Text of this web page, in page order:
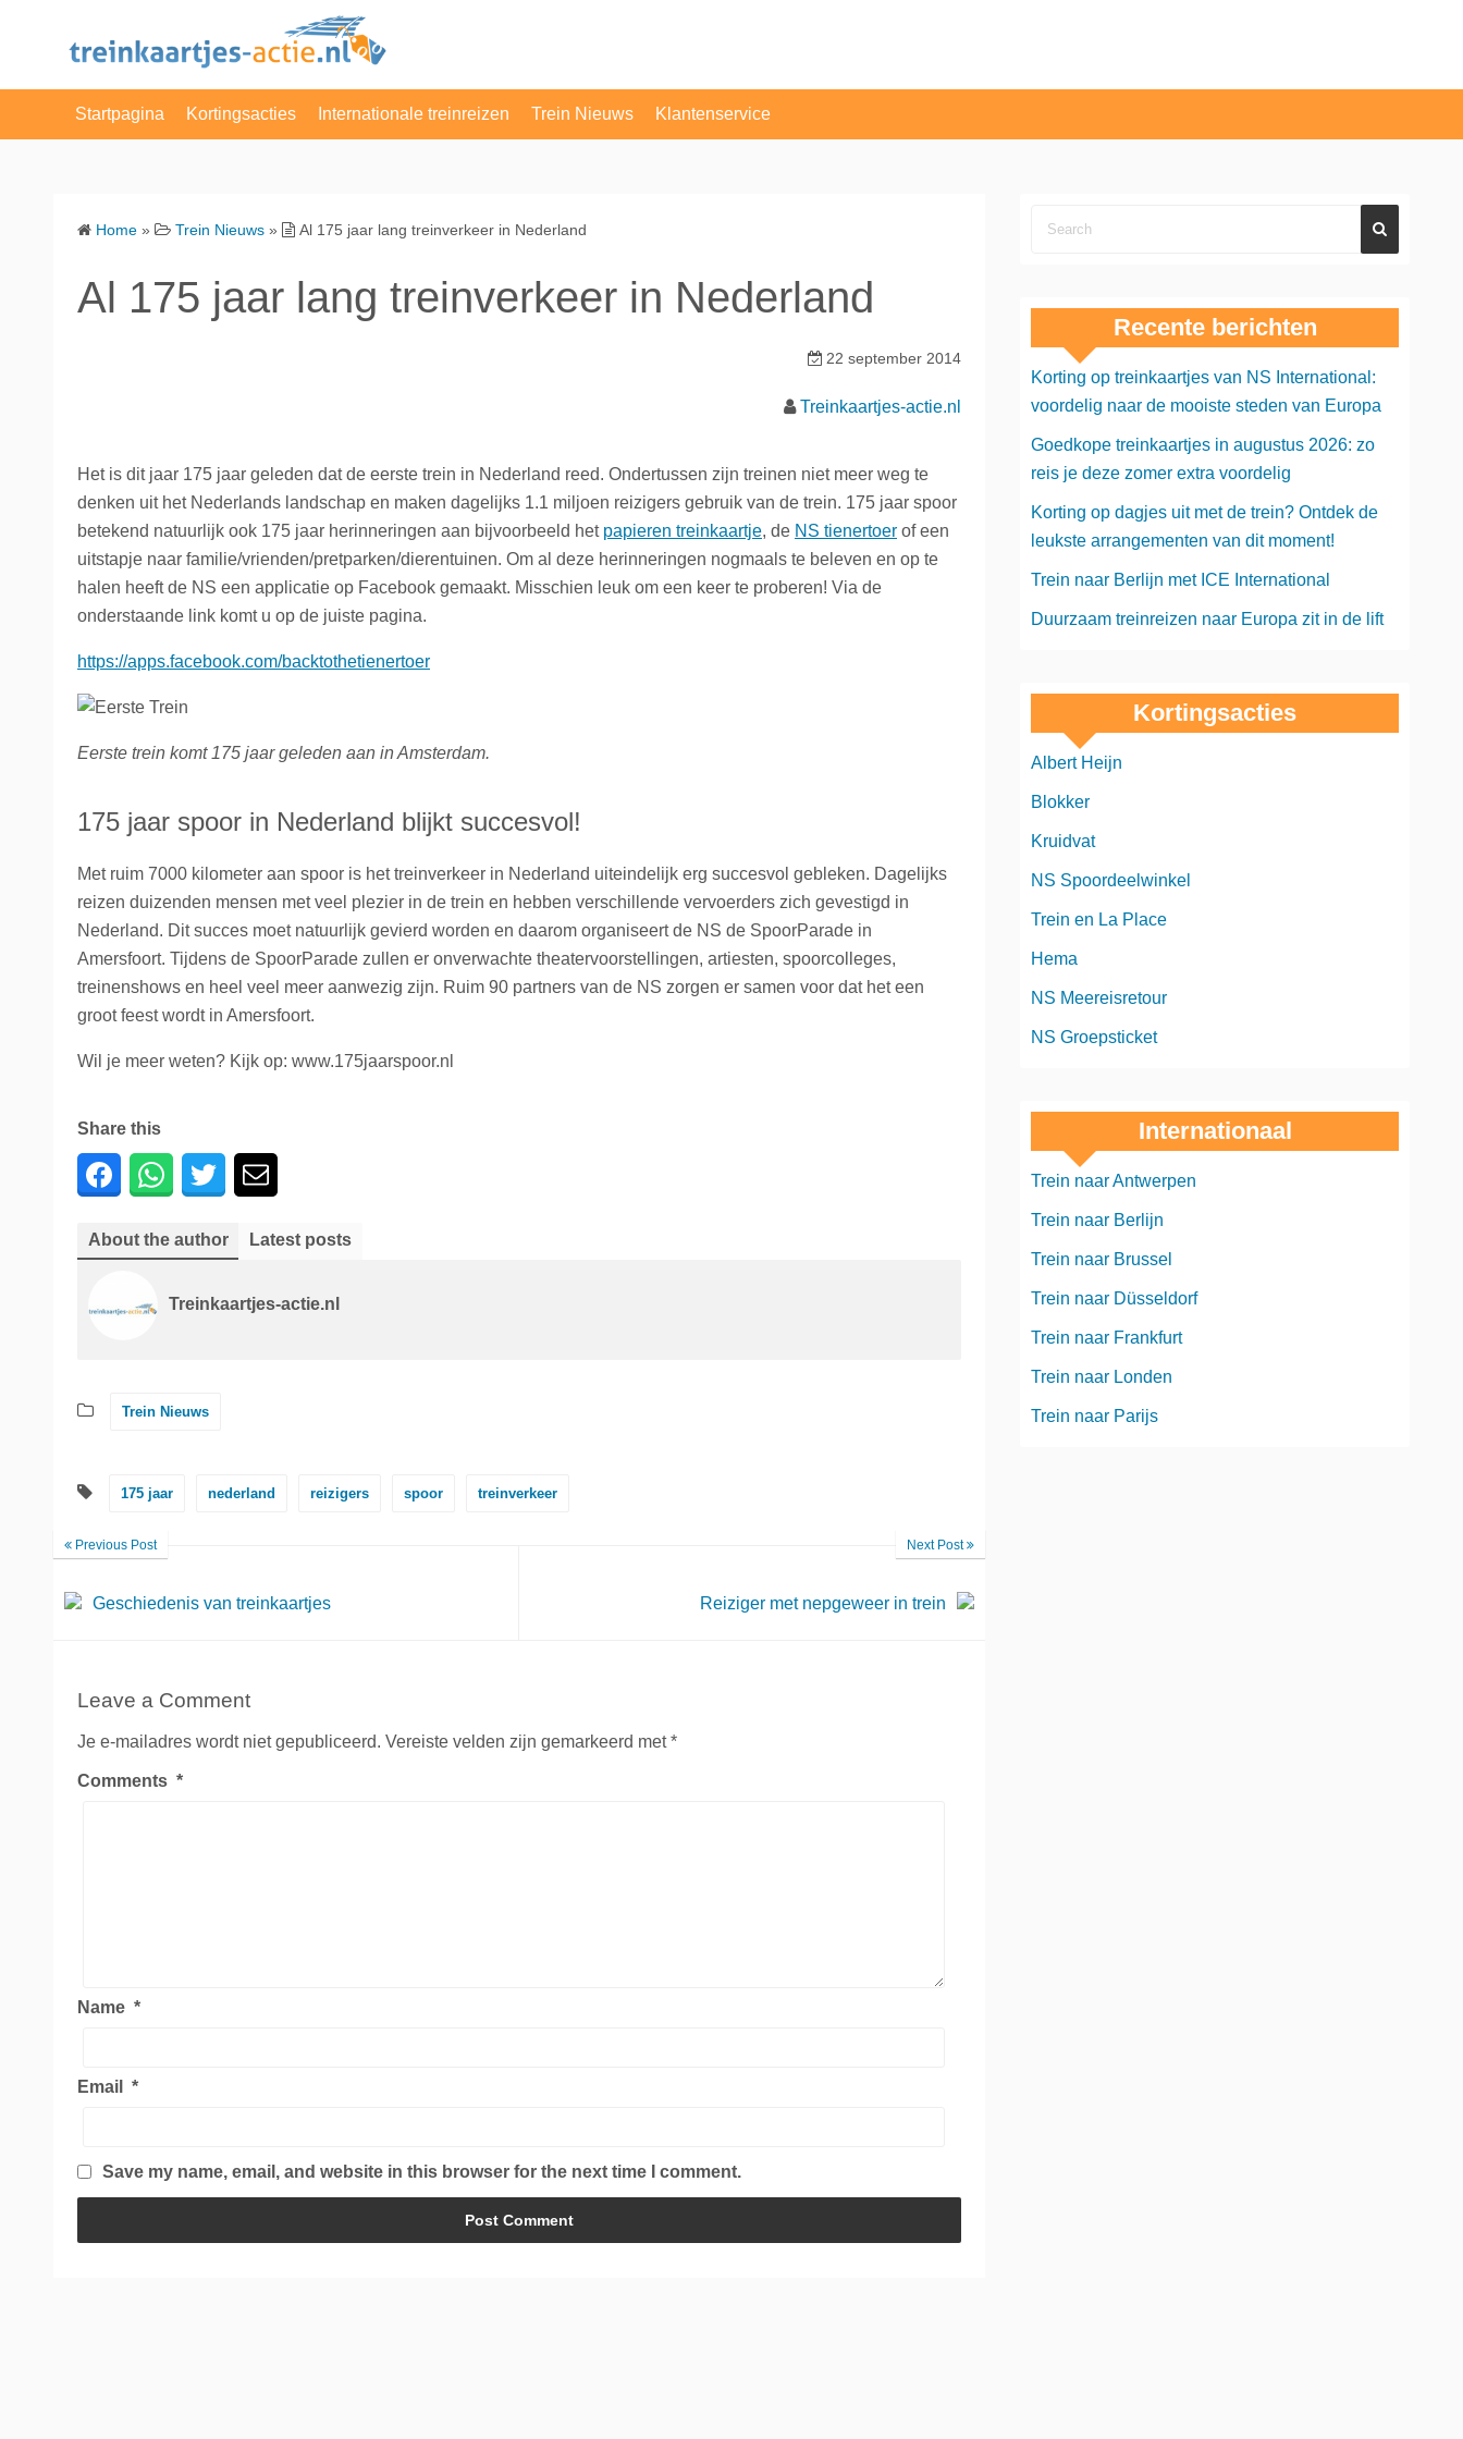
Startpagina Kortingsacties
NS dagkaart
Albert Heijn
La Place
Internationale treinreizen
Engeland
Nederland
Trein naar Oostenrijk
Polen
Trein naar Zwitserland
Treinen
Trein Nieuws Klantenservice
Home » Trein Nieuws » Al 175 jaar lang treinverkeer in Nederland
Al 175 jaar lang treinverkeer in Nederland
22 september 2014
Treinkaartjes-actie.nl
Het is dit jaar 175 jaar geleden dat de eerste trein in Nederland reed. Ondertussen zijn treinen niet meer weg te
denken uit het Nederlands landschap en maken dagelijks 1.1 miljoen reizigers gebruik van de trein. 175 jaar spoor
betekend natuurlijk ook 175 jaar herinneringen aan bijvoorbeeld het papieren treinkaartje, de NS tienertoer of een
uitstapje naar familie/vrienden/pretparken/dierentuinen. Om al deze herinneringen nogmaals te beleven en op te
halen heeft de NS een applicatie op Facebook gemaakt. Misschien leuk om een keer te proberen! Via de
onderstaande link komt u op de juiste pagina.
https://apps.facebook.com/backtothetienertoer
Eerste trein komt 175 jaar geleden aan in Amsterdam.
175 jaar spoor in Nederland blijkt succesvol!
Met ruim 7000 kilometer aan spoor is het treinverkeer in Nederland uiteindelijk erg succesvol gebleken. Dagelijks
reizen duizenden mensen met veel plezier in de trein en hebben verschillende vervoerders zich gevestigd in
Nederland. Dit succes moet natuurlijk gevierd worden en daarom organiseert de NS de SpoorParade in
Amersfoort. Tijdens de SpoorParade zullen er onverwachte theatervoorstellingen, artiesten, spoorcolleges,
treinenshows en heel veel meer aanwezig zijn. Ruim 90 partners van de NS zorgen er samen voor dat het een
groot feest wordt in Amersfoort.
Wil je meer weten? Kijk op: www.175jaarspoor.nl
Share this
About the author Latest posts
Treinkaartjes-actie.nl
Trein Nieuws
175 jaar nederland reizigers spoor treinverkeer
Previous Post
Geschiedenis van treinkaartjes
Next Post
Reiziger met nepgeweer in trein
Leave a Comment
Je e-mailadres wordt niet gepubliceerd. Vereiste velden zijn gemarkeerd met*
Comments *
Name *
Email *
Save my name, email, and website in this browser for the next time I comment.
Recente berichten
Korting op treinkaartjes van NS International:
voordelig naar de mooiste steden van Europa
Goedkope treinkaartjes in augustus 2026: zo
reis je deze zomer extra voordelig
Korting op dagjes uit met de trein? Ontdek de
leukste arrangementen van dit moment!
Trein naar Berlijn met ICE International
Duurzaam treinreizen naar Europa zit in de lift
Kortingsacties
Albert Heijn
Blokker
Kruidvat
NS Spoordeelwinkel
Trein en La Place
Hema
NS Meereisretour
NS Groepsticket
Internationaal
Trein naar Antwerpen
Trein naar Berlijn
Trein naar Brussel
Trein naar Düsseldorf
Trein naar Frankfurt
Trein naar Londen
Trein naar Parijs